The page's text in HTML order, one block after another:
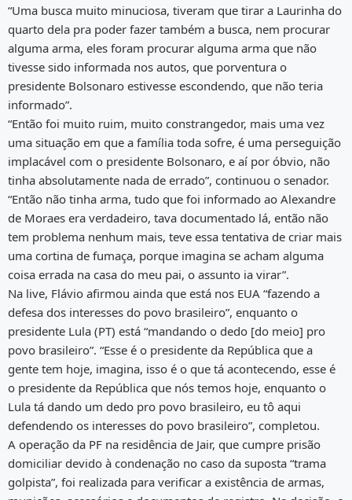
“Uma busca muito minuciosa, tiveram que tirar a Laurinha do
quarto dela pra poder fazer também a busca, nem procurar
alguma arma, eles foram procurar alguma arma que não
tivesse sido informada nos autos, que porventura o
presidente Bolsonaro estivesse escondendo, que não teria
informado”.
“Então foi muito ruim, muito constrangedor, mais uma vez
uma situação em que a família toda sofre, é uma perseguição
implacável com o presidente Bolsonaro, e aí por óbvio, não
tinha absolutamente nada de errado”, continuou o senador.
“Então não tinha arma, tudo que foi informado ao Alexandre
de Moraes era verdadeiro, tava documentado lá, então não
tem problema nenhum mais, teve essa tentativa de criar mais
uma cortina de fumaça, porque imagina se acham alguma
coisa errada na casa do meu pai, o assunto ia virar”.
Na live, Flávio afirmou ainda que está nos EUA “fazendo a
defesa dos interesses do povo brasileiro”, enquanto o
presidente Lula (PT) está “mandando o dedo [do meio] pro
povo brasileiro”. “Esse é o presidente da República que a
gente tem hoje, imagina, isso é o que tá acontecendo, esse é
o presidente da República que nós temos hoje, enquanto o
Lula tá dando um dedo pro povo brasileiro, eu tô aqui
defendendo os interesses do povo brasileiro”, completou.
A operação da PF na residência de Jair, que cumpre prisão
domiciliar devido à condenação no caso da suposta “trama
golpista”, foi realizada para verificar a existência de armas,